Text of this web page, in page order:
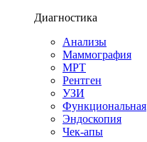
Диагностика
Анализы
Маммография
МРТ
Рентген
УЗИ
Функциональная
Эндоскопия
Чек-апы